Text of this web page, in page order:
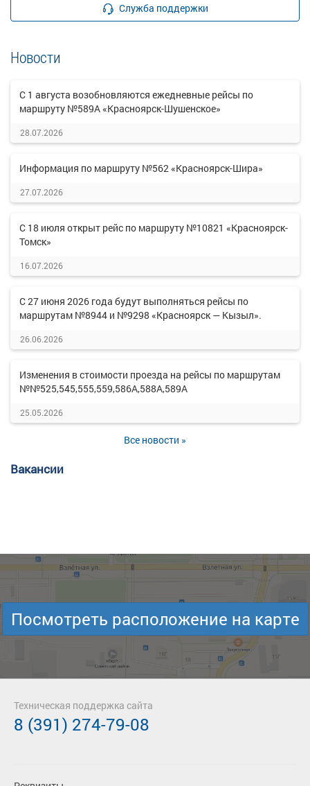
Служба поддержки
Новости
С 1 августа возобновляются ежедневные рейсы по
маршруту №589А «Красноярск-Шушенское»
28.07.2026
Информация по маршруту №562 «Красноярск-Шира»
27.07.2026
С 18 июля открыт рейс по маршруту №10821 «Красноярск-
Томск»
16.07.2026
С 27 июня 2026 года будут выполняться рейсы по
маршрутам №8944 и №9298 «Красноярск — Кызыл».
26.06.2026
Изменения в стоимости проезда на рейсы по маршрутам
№№525,545,555,559,586А,588А,589А
25.05.2026
Все новости »
Вакансии
Посмотреть расположение на карте
Техническая поддержка сайта
8 (391) 274-79-08